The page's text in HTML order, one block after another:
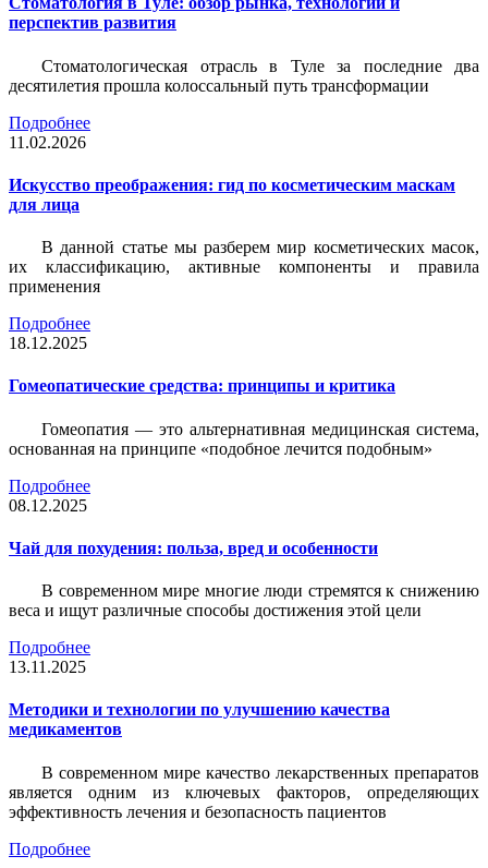
перспектив развития
Стоматологическая отрасль в Туле за последние два
десятилетия прошла колоссальный путь трансформации
Подробнее
11.02.2026
Искусство преображения: гид по косметическим маскам
для лица
В данной статье мы разберем мир косметических масок,
их классификацию, активные компоненты и правила
применения
Подробнее
18.12.2025
Гомеопатические средства: принципы и критика
Гомеопатия — это альтернативная медицинская система,
основанная на принципе «подобное лечится подобным»
Подробнее
08.12.2025
Чай для похудения: польза, вред и особенности
В современном мире многие люди стремятся к снижению
веса и ищут различные способы достижения этой цели
Подробнее
13.11.2025
Методики и технологии по улучшению качества
медикаментов
В современном мире качество лекарственных препаратов
является одним из ключевых факторов, определяющих
эффективность лечения и безопасность пациентов
Подробнее